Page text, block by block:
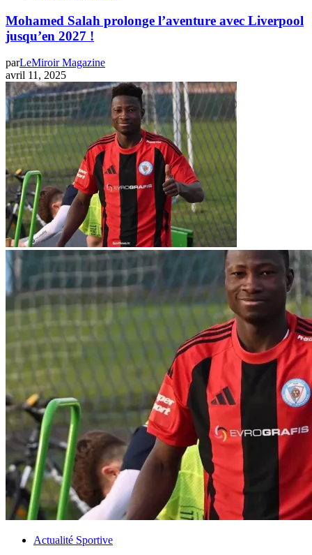
Mohamed Salah prolonge l’aventure avec Liverpool
jusqu’en 2027 !
parLeMiroir Magazine
avril 11, 2025
Actualité Sportive